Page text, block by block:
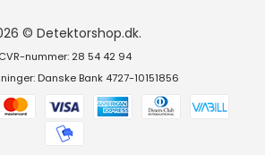
© Detektorshop.dk.
CVR-nummer: 28 54 42 94
Danske Bank 4727-10151856